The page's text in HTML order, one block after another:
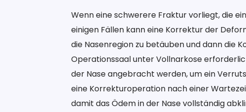
Wenn eine schwerere Fraktur vorliegt, die
einigen Fällen kann eine Korrektur der
die Nasenregion zu betäuben und dann die
Operationssaal unter Vollnarkose
der Nase angebracht werden, um ein
eine Korrekturoperation nach einer
damit das Ödem in der Nase vollständig